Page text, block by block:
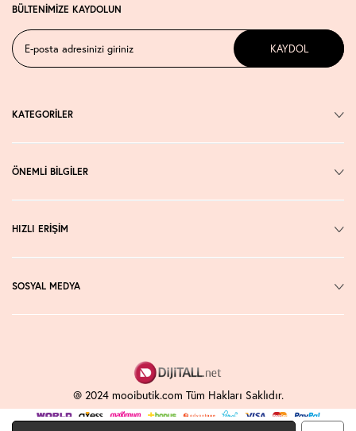
BÜLTENİMİZE KAYDOLUN
KAYDOL
KATEGORİLER
ÖNEMLİ BİLGİLER
HIZLI ERİŞİM
SOSYAL MEDYA
@ 2024 mooibutik.com Tüm Hakları Saklıdır.